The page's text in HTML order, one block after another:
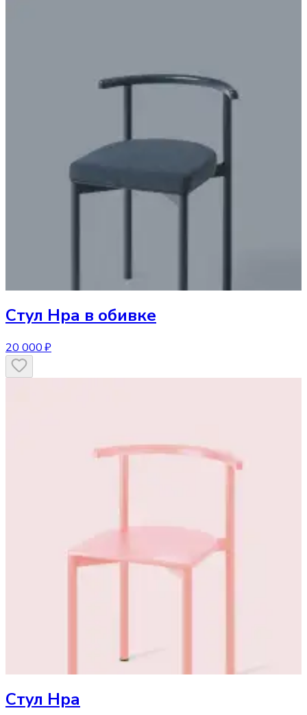
Стул Нра в обивке
20 000 ₽
Стул Нра